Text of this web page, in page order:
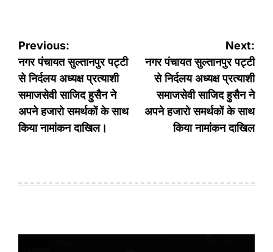
Post
navigation
Previous:
नगर पंचायत सुल्तानपुर पट्टी
से निर्दलय अध्यक्ष प्रत्याशी
समाजसेवी साजिद हुसैन ने
अपने हजारो समर्थकों के साथ
किया नामांकन दाखिल।
Next:
नगर पंचायत सुल्तानपुर पट्टी
से निर्दलय अध्यक्ष प्रत्याशी
समाजसेवी साजिद हुसैन ने
अपने हजारो समर्थकों के साथ
किया नामांकन दाखिल